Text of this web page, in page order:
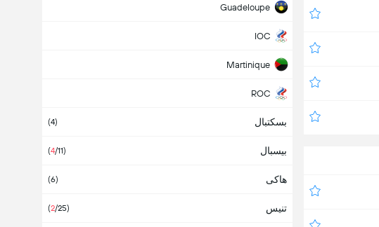
Guadeloupe
IOC
Martinique
ROC
Stay Home
Turks and Caicos Islands
آذربایجان
آرژانتین
بسکتبال (4)
بیسبال (4/11)
هاکی (6)
تنیس (2/25)